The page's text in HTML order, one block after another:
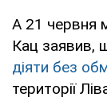
А 21 червня
Кац заявив,
діяти без
території